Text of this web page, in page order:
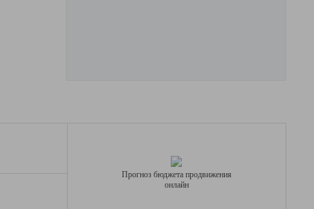
Прогноз бюджета продвижения
онлайн